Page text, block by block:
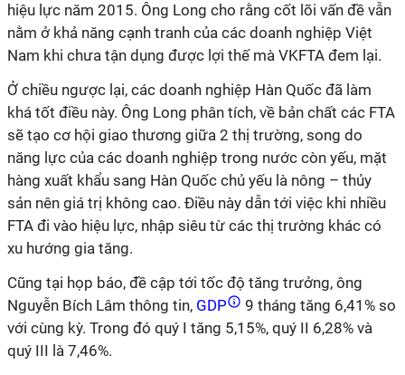
hiệu lực năm 2015. Ông Long cho rằng cốt lõi vấn đề vẫn
nằm ở khả năng cạnh tranh của các doanh nghiệp Việt
Nam khi chưa tận dụng được lợi thế mà VKFTA đem lại.
Ở chiều ngược lại, các doanh nghiệp Hàn Quốc đã làm
khá tốt điều này. Ông Long phân tích, về bản chất các FTA
sẽ tạo cơ hội giao thương giữa 2 thị trường, song do
năng lực của các doanh nghiệp trong nước còn yếu, mặt
hàng xuất khẩu sang Hàn Quốc chủ yếu là nông – thủy
sản nên giá trị không cao. Điều này dẫn tới việc khi nhiều
FTA đi vào hiệu lực, nhập siêu từ các thị trường khác có
xu hướng gia tăng.
Cũng tại họp báo, đề cập tới tốc độ tăng trưởng, ông
Nguyễn Bích Lâm thông tin, GDP
9 tháng tăng 6,41% so
với cùng kỳ. Trong đó quý I tăng 5,15%, quý II 6,28% và
quý III là 7,46%.